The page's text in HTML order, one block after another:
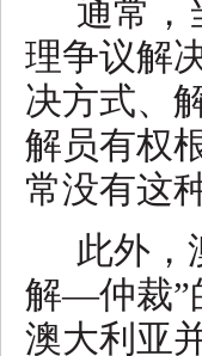
通常，
理争议解
决方式、
解员有权
常没有这
此外，
解—仲裁”
澳大利亚